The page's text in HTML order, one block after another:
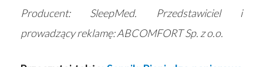
Producent: SleepMed. Przedstawiciel i
prowadzący reklamę: ABCOMFORT Sp. z o.o.